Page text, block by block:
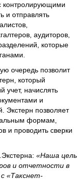
контролирующими
и отправлять
аудиторов,
которые
очередь позволит
который
учет, начислять
и
Экстерн позволяет
формам,
и проводить сверки
«Наша цель
и отчетности в
«Такснет-